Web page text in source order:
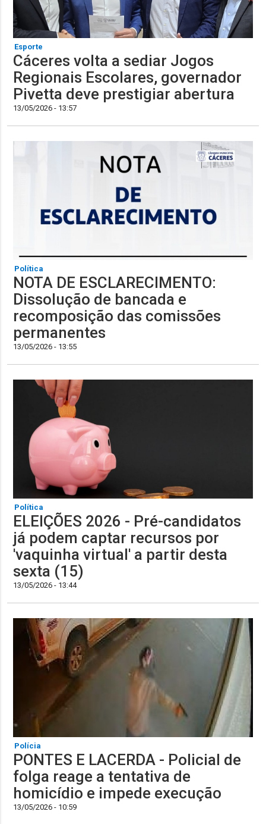
Esporte
Cáceres volta a sediar Jogos
Regionais Escolares, governador
Pivetta deve prestigiar abertura
13/05/2026 - 13:57
Política
NOTA DE ESCLARECIMENTO:
Dissolução de bancada e
recomposição das comissões
permanentes
13/05/2026 - 13:55
Política
ELEIÇÕES 2026 - Pré-candidatos
já podem captar recursos por
'vaquinha virtual' a partir desta
sexta (15)
13/05/2026 - 13:44
Polícia
PONTES E LACERDA - Policial de
folga reage a tentativa de
homicídio e impede execução
13/05/2026 - 10:59